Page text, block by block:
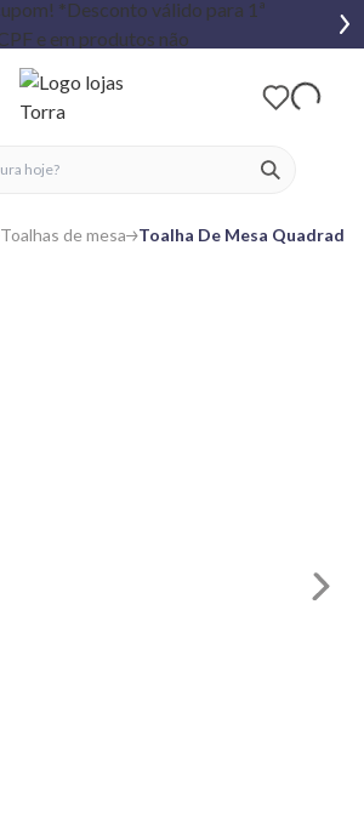
ver
Toalhas de mesa Toalha De Mesa Quadrada